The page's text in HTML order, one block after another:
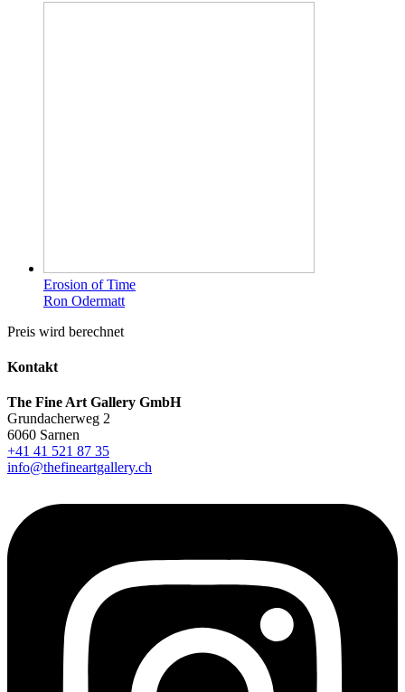
Erosion of Time
Ron Odermatt
Preis wird berechnet
Kontakt
The Fine Art Gallery GmbH
Grundacherweg 2
6060 Sarnen
+41 41 521 87 35
info@thefineartgallery.ch